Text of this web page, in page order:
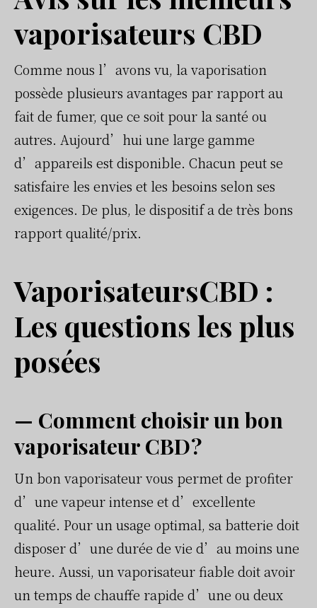
vaporisateurs CBD
Comme nous l’avons vu, la vaporisation
possède plusieurs avantages par rapport au
fait de fumer, que ce soit pour la santé ou
autres. Aujourd’hui une large gamme
d’appareils est disponible. Chacun peut se
satisfaire les envies et les besoins selon ses
exigences. De plus, le dispositif a de très bons
rapport qualité/prix.
VaporisateursCBD :
Les questions les plus
posées
— Comment choisir un bon
vaporisateur CBD ?
Un bon vaporisateur vous permet de profiter
d’une vapeur intense et d’excellente
qualité. Pour un usage optimal, sa batterie doit
disposer d’une durée de vie d’au moins une
heure. Aussi, un vaporisateur fiable doit avoir
un temps de chauffe rapide d’une ou deux